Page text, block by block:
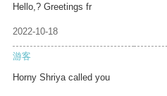
Hello,? Greetings fr
2022-10-18
游客
Horny Shriya called you